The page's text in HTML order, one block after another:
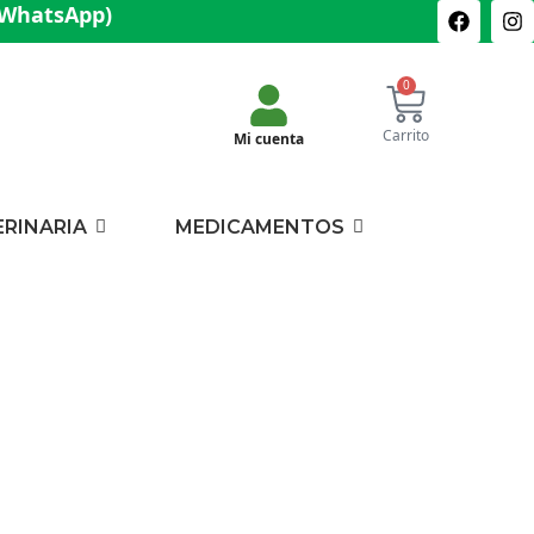
Mi cuenta
0
Carrito
MEDICAMENTOS